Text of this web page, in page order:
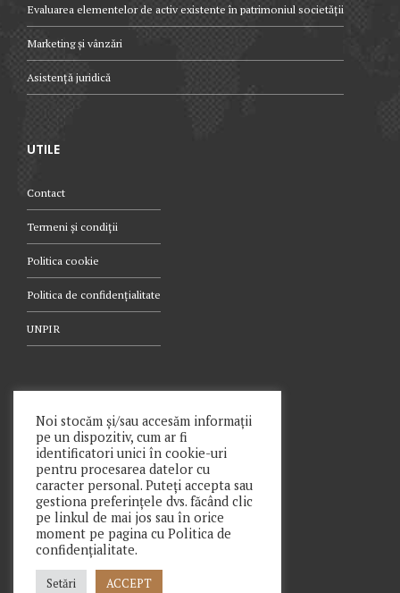
Evaluarea elementelor de activ existente în patrimoniul societății
Marketing și vânzări
Asistență juridică
UTILE
Contact
Termeni și condiții
Politica cookie
Politica de confidențialitate
UNPIR
021.340.0442
Copyright © Prime Insolv Practice SPRL 2021
Noi stocăm și/sau accesăm informații
pe un dispozitiv, cum ar fi
identificatori unici în cookie-uri
pentru procesarea datelor cu
caracter personal. Puteți accepta sau
gestiona preferințele dvs. făcând clic
pe linkul de mai jos sau în orice
moment pe pagina cu Politica de
confidențialitate.
Setări ACCEPT